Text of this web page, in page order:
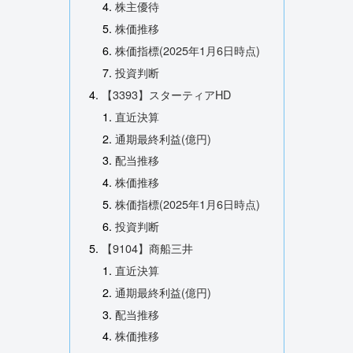
株主優待
株価推移
株価指標(2025年1月6日時点)
投資判断
【3393】スターティアHD
直近決算
通期最終利益(億円)
配当推移
株価推移
株価指標(2025年1月6日時点)
投資判断
【9104】商船三井
直近決算
通期最終利益(億円)
配当推移
株価推移